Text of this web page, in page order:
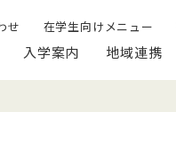
せ 在学生向けメニュー
入学案内 地域連携